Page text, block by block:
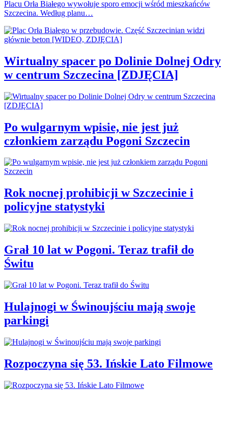
Placu Orła Białego wywołuje sporo emocji wśród mieszkańców
Szczecina. Według planu…
Wirtualny spacer po Dolinie Dolnej Odry
w centrum Szczecina [ZDJĘCIA]
Po wulgarnym wpisie, nie jest już
członkiem zarządu Pogoni Szczecin
Rok nocnej prohibicji w Szczecinie i
policyjne statystyki
Grał 10 lat w Pogoni. Teraz trafił do
Świtu
Hulajnogi w Świnoujściu mają swoje
parkingi
Rozpoczyna się 53. Ińskie Lato Filmowe